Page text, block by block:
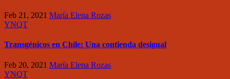
Feb 21, 2021 María Elena Rozas
YNQT
Transgénicos en Chile: Una contienda desigual
Feb 20, 2021 María Elena Rozas
YNQT